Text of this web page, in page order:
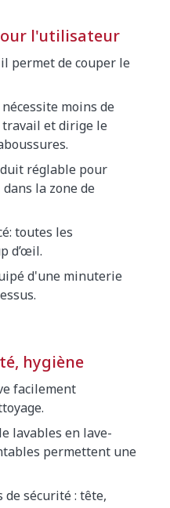
l'utilisateur
permet de couper le
moins de
et dirige le
réglable pour
la zone de
toutes les
d’œil.
d'une minuterie
hygiène
facilement
lavables en lave-
permettent une
de sécurité : tête,